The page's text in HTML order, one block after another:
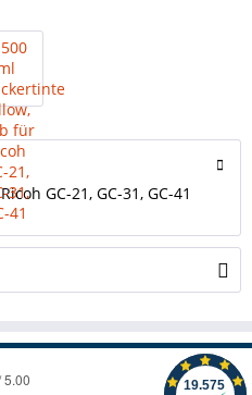
GC-21, GC-31, GC-41